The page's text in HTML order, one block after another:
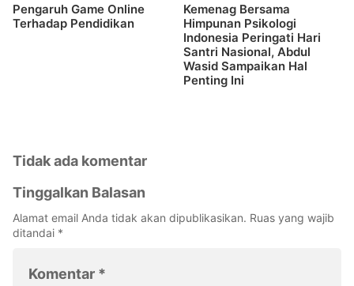
Pengaruh Game Online
Terhadap Pendidikan
Kemenag Bersama
Himpunan Psikologi
Indonesia Peringati Hari
Santri Nasional, Abdul
Wasid Sampaikan Hal
Penting Ini
Tidak ada komentar
Tinggalkan Balasan
Alamat email Anda tidak akan dipublikasikan. Ruas yang wajib
ditandai *
Komentar *